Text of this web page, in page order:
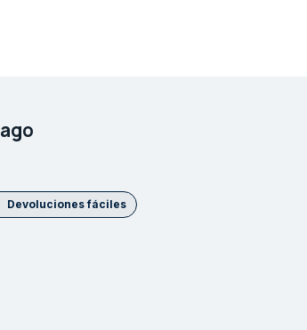
Devoluciones fáciles